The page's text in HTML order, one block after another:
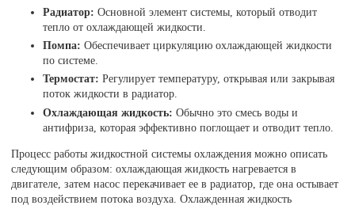
Радиатор: Основной элемент системы, который отводит
тепло от охлаждающей жидкости.
Помпа: Обеспечивает циркуляцию охлаждающей жидкости
по системе.
Термостат: Регулирует температуру, открывая или закрывая
поток жидкости в радиатор.
Охлаждающая жидкость: Обычно это смесь воды и
антифриза, которая эффективно поглощает и отводит тепло.
Процесс работы жидкостной системы охлаждения можно описать
следующим образом: охлаждающая жидкость нагревается в
двигателе, затем насос перекачивает ее в радиатор, где она остывает
под воздействием потока воздуха. Охлажденная жидкость